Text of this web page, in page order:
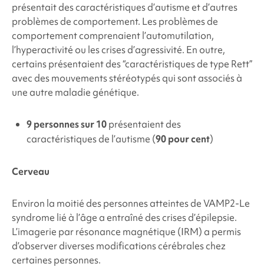
présentait des caractéristiques d’autisme et d’autres
problèmes de comportement. Les problèmes de
comportement comprenaient l’automutilation,
l’hyperactivité ou les crises d’agressivité. En outre,
certains présentaient des “caractéristiques de type Rett”
avec des mouvements stéréotypés qui sont associés à
une autre maladie génétique.
9 personnes sur 10présentaient des
caractéristiques de l’autisme (90 pour cent)
Cerveau
Environ la moitié des personnes atteintes deVAMP2-Le
syndrome lié à l’âge a entraîné des crises d’épilepsie.
L’imagerie par résonance magnétique (IRM) a permis
d’observer diverses modifications cérébrales chez
certaines personnes.